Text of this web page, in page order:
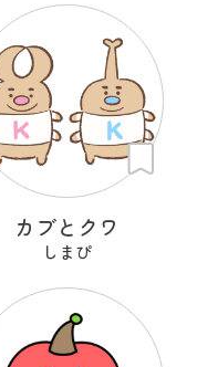
カブとクワ
しまぴ